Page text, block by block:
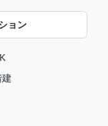
ョン
建